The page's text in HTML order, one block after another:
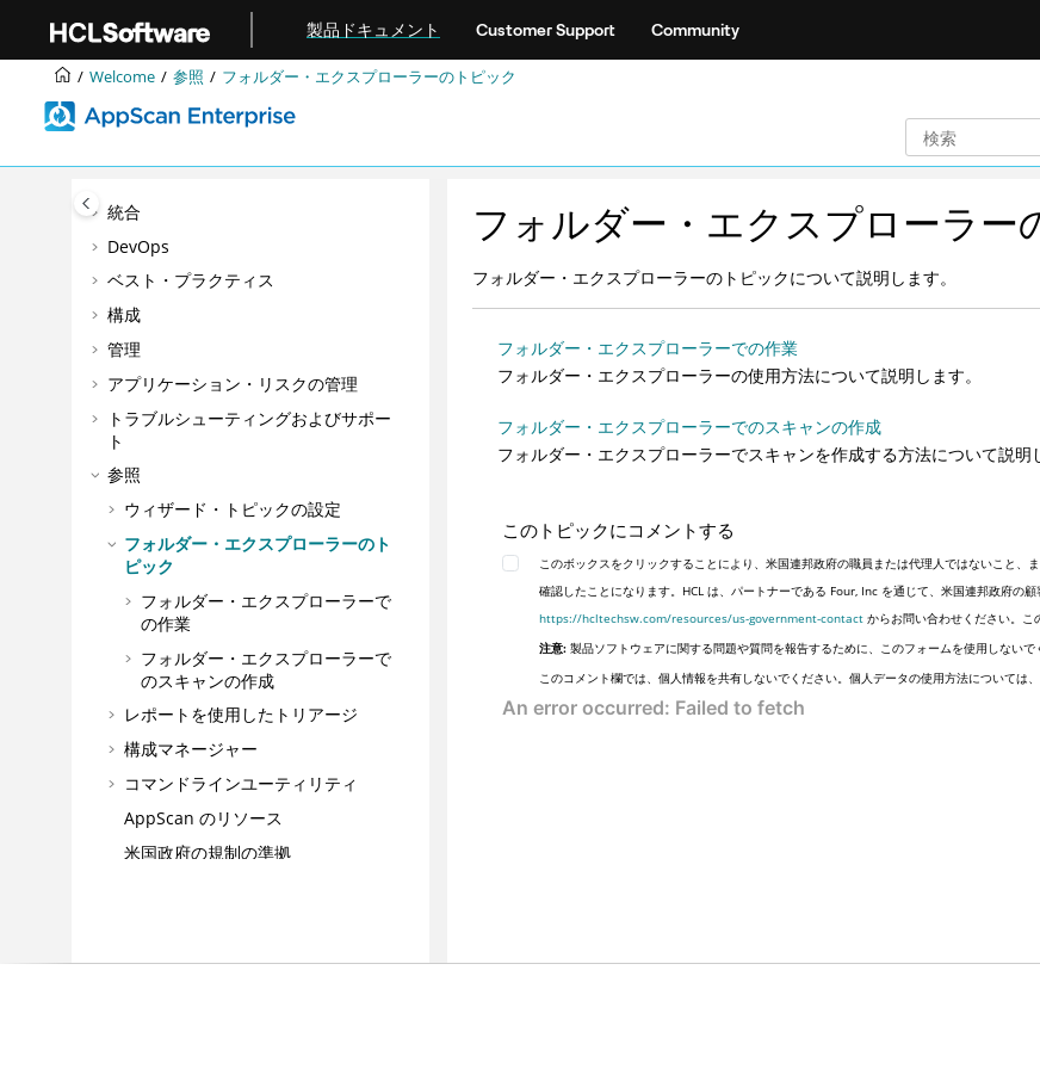
製品ドキュメント Customer Support Community
Welcome 参照 フォルダー・エクスプローラーのトピック
エンタープライズのAppScan®アクセ
製品の概要
インストール
統合
DevOps
ベスト・プラクティス
構成
管理
アプリケーション・リスクの管理
トラブルシューティングおよびサポー
ト
参照
ウィザード・トピックの設定
フォルダー・エクスプローラーのト
ピック
フォルダー・エクスプローラーで
の作業
フォルダー・エクスプローラーで
のスキャンの作成
レポートを使用したトリアージ
構成マネージャー
コマンドラインユーティリティ
AppScan のリソース
米国政府の規制の準拠
フォルダー・エクスプローラー
フォルダー・エクスプローラーのトピックについて説明します。
フォルダー・エクスプローラーでの作業
フォルダー・エクスプローラーの使用方法について説明します。
フォルダー・エクスプローラーでのスキャンの作成
フォルダー・エクスプローラーでスキャンを作成する方法について説明
このトピックにコメントする
このボックスをクリックすることにより、米国連邦政府の職員または代理人ではないこと
確認したことになります。HCL は、パートナーである Four, Inc を通じて、米国連邦政府の
https://hcltechsw.com/resources/us-government-contact からお問い合わせください。こ
注意: 製品ソフトウェアに関する問題や質問を報告するために、このフォームを使用しないで
このコメント欄では、個人情報を共有しないでください。個人データの使用方法については、